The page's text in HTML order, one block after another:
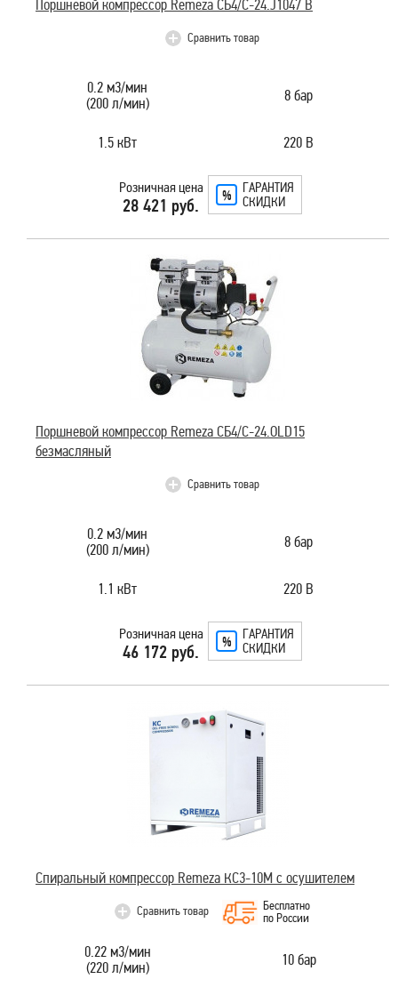
Поршневой компрессор Remeza СБ4/С-24.J1047 B
Сравнить товар
0.2 м3/мин
(200 л/мин)
8 бар
1.5 кВт 220 В
Розничная цена
28 421 руб.
ГАРАНТИЯ
СКИДКИ
Поршневой компрессор Remeza СБ4/C-24.OLD15
безмасляный
Сравнить товар
0.2 м3/мин
(200 л/мин)
8 бар
1.1 кВт 220 В
Розничная цена
46 172 руб.
ГАРАНТИЯ
СКИДКИ
Спиральный компрессор Remeza КС3-10М с осушителем
Сравнить товар
Бесплатно
по России
0.22 м3/мин
(220 л/мин)
10 бар